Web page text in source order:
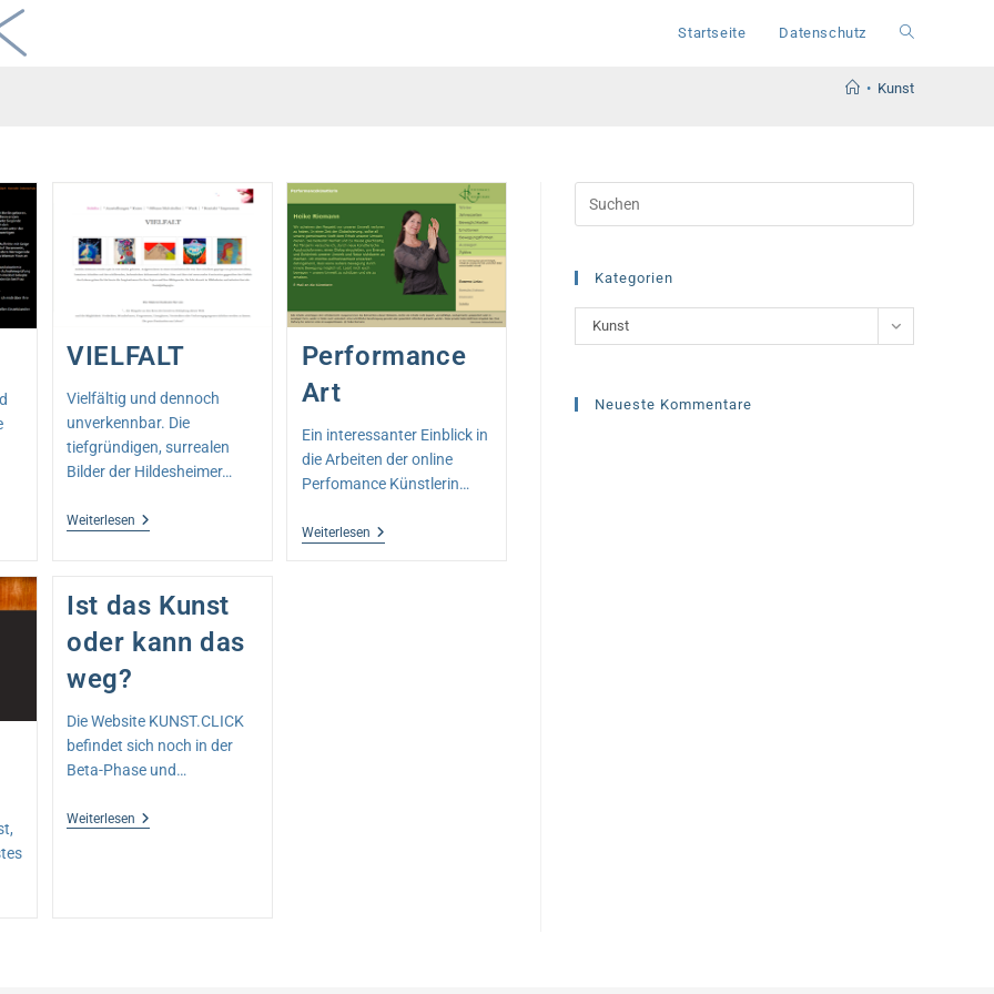
Startseite Datenschutz Website-
• Kunst
VIELFALT
Vielfältig und dennoch
unverkennbar. Die
tiefgründigen, surrealen
Bilder der Hildesheimer…
Weiterlesen VIELFALT
Performance
Art
Ein interessanter Einblick in
die Arbeiten der online
Perfomance Künstlerin…
WeiterlesenPerformance
Ist das Kunst
oder kann das
weg?
Die Website KUNST.CLICK
befindet sich noch in der
Beta-Phase und…
Weiterlesen Ist
Escape
the
Kategorien
Kategorien
Kunst
Neueste Kommentare